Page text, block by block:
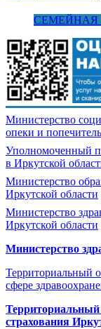
СЕМЕЙНАЯ
Министерство
опеки и
Уполномоченный
в Иркутской
Министерство
Иркутской области
Министерство
Иркутской области
Министерство
Территориальный
сфере
Территориальный
страхования